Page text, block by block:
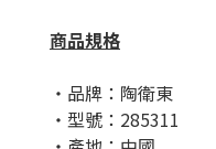
商品規格
・品牌： 陶衛東
・型號：285311